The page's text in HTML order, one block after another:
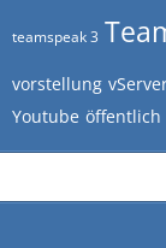
teamspeak 3
vorstellung
Youtube öffentlich